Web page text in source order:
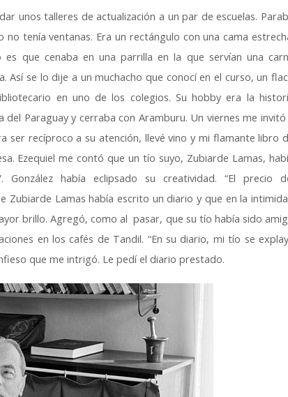
unos talleres de actualización a un par de escuelas.
tenía ventanas. Era un rectángulo con una cama
que cenaba en una parrilla en la que servían una
se lo dije a un muchacho que conocí en el curso, un
en uno de los colegios. Su hobby era la
Paraguay y cerraba con Aramburu. Un viernes me invitó
ser recíproco a su atención, llevé vino y mi flamante libro
Ezequiel me contó que un tío suyo, Zubiarde Lamas,
había eclipsado su creatividad. “El precio
Zubiarde Lamas había escrito un diario y que en la
brillo. Agregó, como al pasar, que su tío había sido
en los cafés de Tandil. “En su diario, mi tío se
que me intrigó. Le pedí el diario prestado.